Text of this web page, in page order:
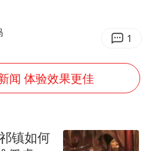
“不怕六爷挂得多 就怕六爷挂一颗”
津大学一纸声明甩不了锅
《披荆斩棘2026》名单
主硬加吻戏短剧已下架
1
闻 体验效果更佳
镇如何